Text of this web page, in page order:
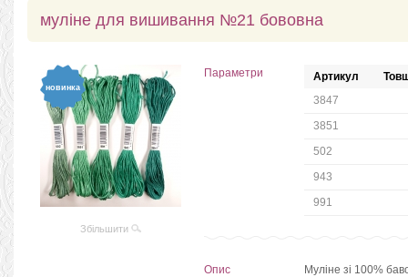
муліне для вишивання №21 бововна
новинка
Збільшити
Параметри Артикул
3847
3851
502
943
991
Опис
Муліне зі 100%